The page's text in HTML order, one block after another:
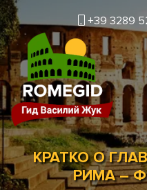
+39 3289
КРАТКО О
РИМА –